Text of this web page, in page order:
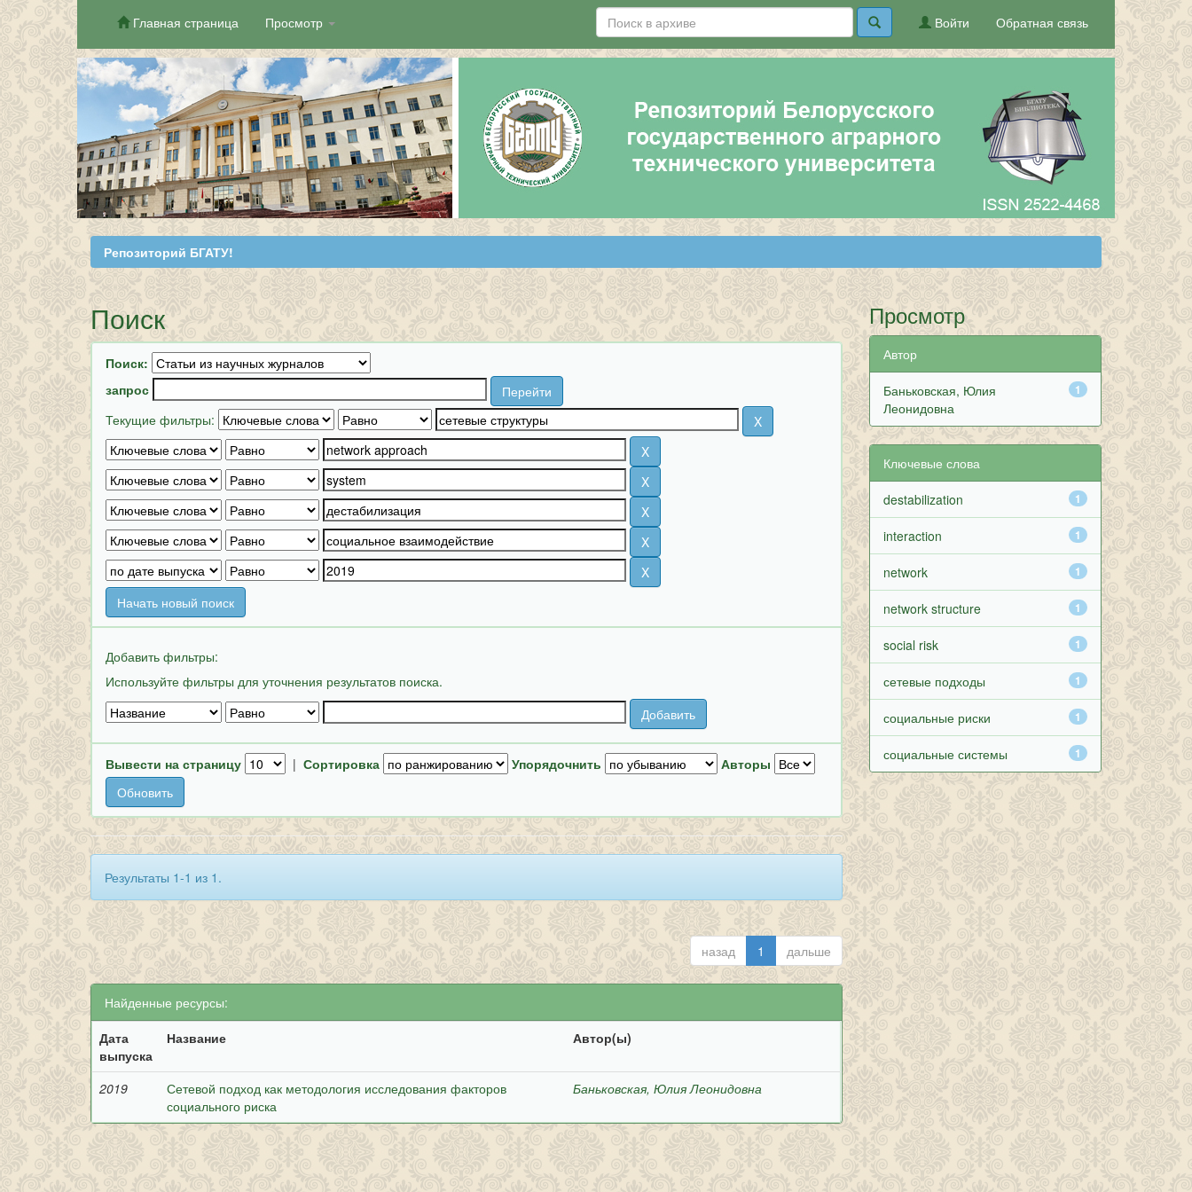
Skip
navigation
Главная страница Просмотр Обратная связь
Войти
Репозиторий БГАТУ!
Поиск
Поиск:
запрос
Текущие фильтры:
Начать новый поиск
Добавить фильтры:
Используйте фильтры для уточнения результатов поиска.
Вывести на страницу | Сортировка Упорядочнить Авторы
Результаты 1-1 из 1.
назад 1 дальше
Найденные ресурсы:
Дата
выпуска
Название Автор(ы)
2019
Сетевой подход как методология исследования факторов
социального риска
Баньковская, Юлия Леонидовна
Просмотр
Автор
1
Баньковская, Юлия
Леонидовна
Ключевые слова
1
destabilization
1
interaction
1
network
1
network structure
1
social risk
1
сетевые подходы
1
социальные риски
1
социальные системы